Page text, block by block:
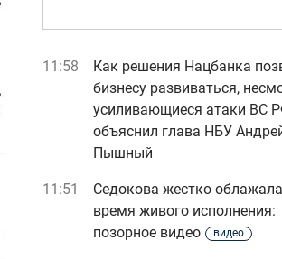
11:58
Как решения Нацбанка
бизнесу развиваться,
усиливающиеся атаки ВС
объяснил глава НБУ
Пышный
11:51
Седокова жестко
время живого исполнения:
позорное видео
видео